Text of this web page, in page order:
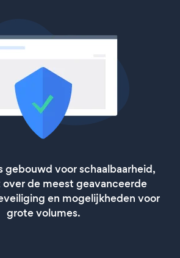
gebouwd voor schaalbaarheid,
de meest geavanceerde
en mogelijkheden voor
grote volumes.